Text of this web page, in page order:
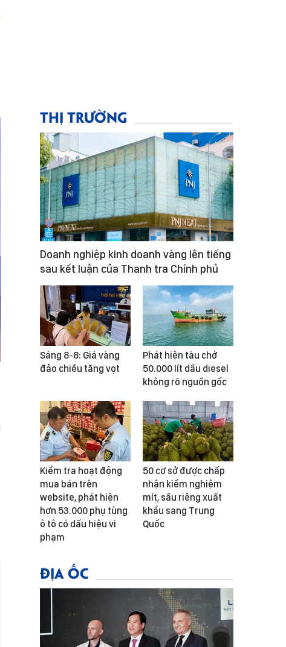
THỊ TRƯỜNG
Doanh nghiệp kinh doanh vàng lên tiếng
sau kết luận của Thanh tra Chính phủ
Sáng 8-8: Giá vàng
đảo chiều tăng vọt
Phát hiện tàu chở
50.000 lít dầu diesel
không rõ nguồn gốc
Kiểm tra hoạt động
mua bán trên
website, phát hiện
hơn 53.000 phụ tùng
ô tô có dấu hiệu vi
phạm
50 cơ sở được chấp
nhận kiểm nghiệm
mít, sầu riêng xuất
khẩu sang Trung
Quốc
ĐỊA ỐC